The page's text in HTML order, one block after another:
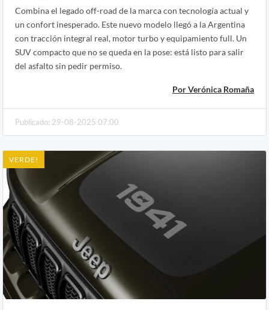
Combina el legado off-road de la marca con tecnología actual y
un confort inesperado. Este nuevo modelo llegó a la Argentina
con tracción integral real, motor turbo y equipamiento full. Un
SUV compacto que no se queda en la pose: está listo para salir
del asfalto sin pedir permiso.
Por Verónica Romaña
Publicado: 29-08-2025 07:00
VERDE!